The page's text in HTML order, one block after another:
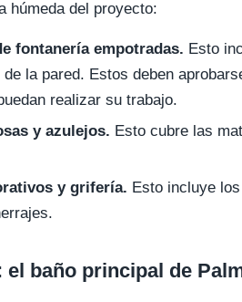
húmeda del proyecto:
fontanería empotradas. Esto
la pared. Estos deben
realizar su trabajo.
y azulejos. Esto cubre las
y grifería. Esto incluye
baño principal de